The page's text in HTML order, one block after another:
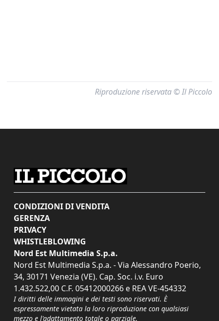
Riproduzione riservata © Il Piccolo
CONDIZIONI DI VENDITA
GERENZA
PRIVACY
WHISTLEBLOWING
Nord Est Multimedia S.p.a.
Nord Est Multimedia S.p.a. - Via Alessandro Poerio,
34, 30171 Venezia (VE). Cap. Soc. i.v. Euro
1.432.522,00 C.F. 05412000266 e REA VE-454332
I diritti delle immagini e dei testi sono riservati. È
espressamente vietata la loro riproduzione con qualsiasi
mezzo e l'adattamento totale o parziale.